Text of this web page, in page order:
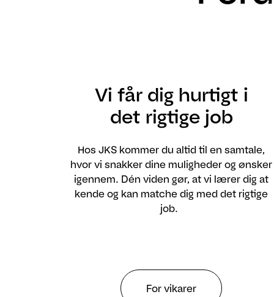
Vi får dig hurtigt i
det rigtige job
Hos JKS kommer du altid til en samtale,
hvor vi snakker dine muligheder og ønsker
igennem. Dén viden gør, at vi lærer dig at
kende og kan matche dig med det rigtige
job.
For vikarer